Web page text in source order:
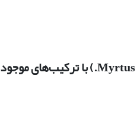
بررسی تبیینی روابط بین عوامل اکولوژیکی مستقر در رویشگاههای اکوتیپ‌های مورد (Myrtus communis L.) با ترکیب‌های موجود